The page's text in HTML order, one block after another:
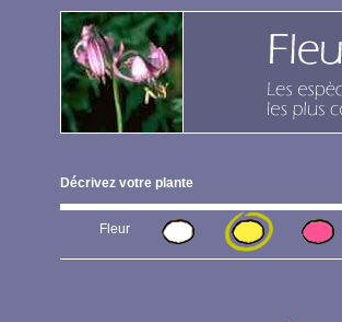
Décrivez votre plante
Fleur